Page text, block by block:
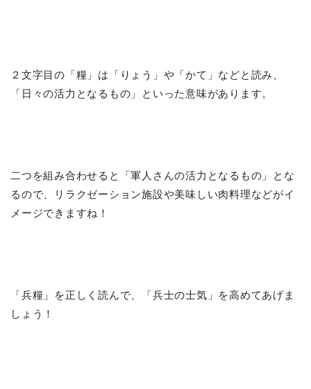
２文字目の「糧」は「りょう」や「かて」などと読み、
「日々の活力となるもの」といった意味があります。
二つを組み合わせると「軍人さんの活力となるもの」とな
るので、リラクゼーション施設や美味しい肉料理などがイ
メージできますね！
「兵糧」を正しく読んで、「兵士の士気」を高めてあげま
しょう！